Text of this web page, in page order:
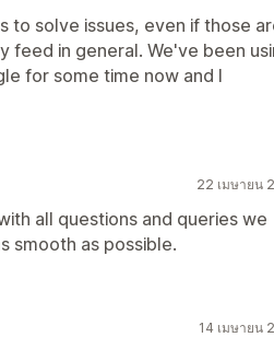
to solve issues, even if those
in general. We've been
for some time now and I
22 เมษายน
all questions and queries we
smooth as possible.
14 เมษายน